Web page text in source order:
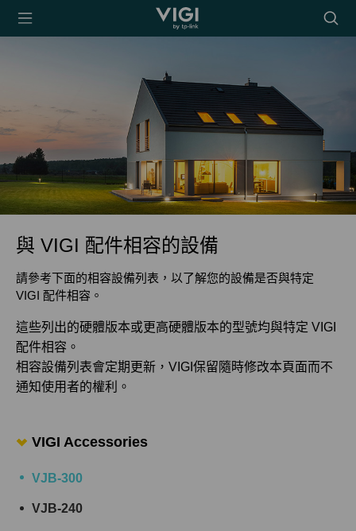
TP-Link, Reliably
搜
尋
與 VIGI 配件相容的設備
請參考下面的相容設備列表，以了解您的設備是否與特定
VIGI 配件相容。
這些列出的硬體版本或更高硬體版本的型號均與特定 VIGI
配件相容。
相容設備列表會定期更新，VIGI保留隨時修改本頁面而不
通知使用者的權利。
VIGI Accessories
VJB-300
VJB-240